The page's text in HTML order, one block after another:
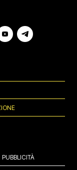
PUBBLICITÀ